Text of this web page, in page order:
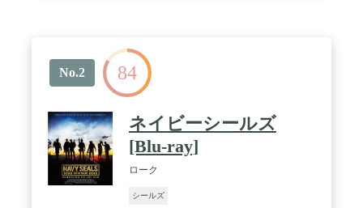
No.2 84
ネイビーシールズ
[Blu-ray]
ローク
シールズ